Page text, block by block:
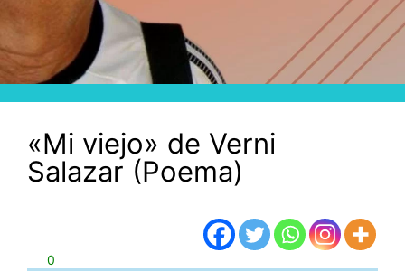
«Mi viejo» de Verni
Salazar (Poema)
0